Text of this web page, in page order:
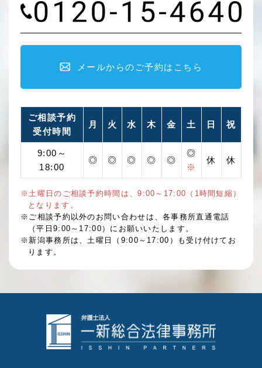
メールからのご予約はこちら
ご相談予約
受付時間
月 火 水 木 金 土 日 祝
9:00～
18:00
◎ ◎ ◎ ◎ ◎
◎
※
休 休
※土曜日のご相談予約時間は、9:00～17:00（1時間短縮）
となります。
※ご相談予約以外のお問い合わせは、各事務所直通電話
（平日9:00～17:00）にお願いいたします。
※新潟事務所は、土曜日（9:00～17:00）も受け付けてお
ります。